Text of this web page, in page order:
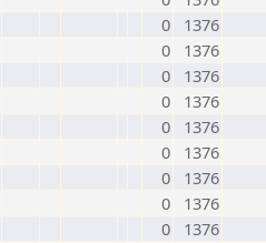
0
1376
0
1376
0
1376
0
1376
0
1376
0
1376
0
1376
0
1376
0
1376